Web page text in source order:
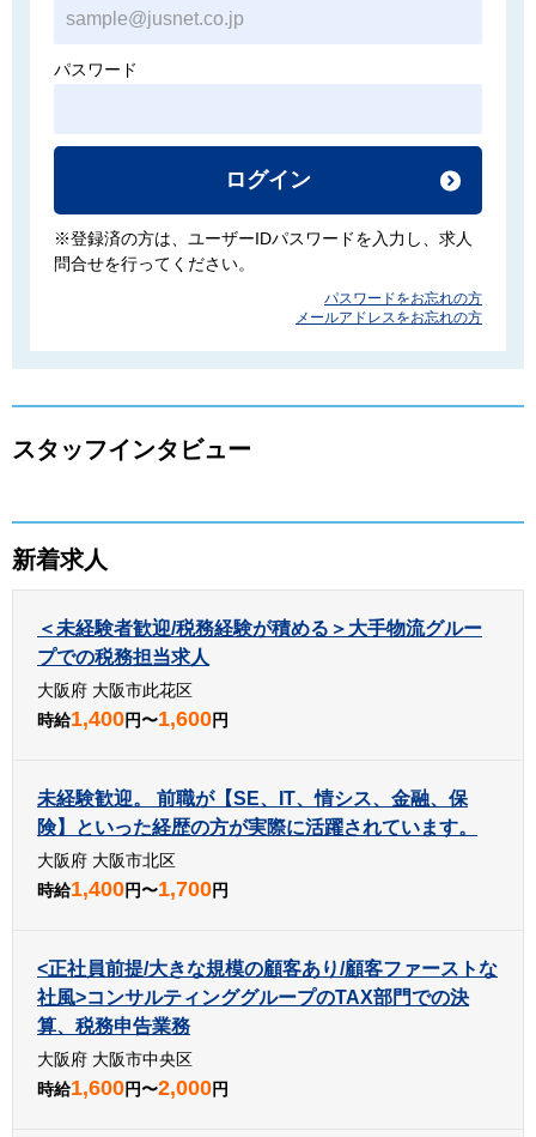
パスワード
ログイン
※登録済の方は、ユーザーIDパスワードを入力し、求人
問合せを行ってください。
パスワードをお忘れの方
メールアドレスをお忘れの方
スタッフインタビュー
新着求人
＜未経験者歓迎/税務経験が積める＞大手物流グルー
プでの税務担当求人
大阪府 大阪市此花区
時給1,400円〜1,600円
未経験歓迎。 前職が【SE、IT、情シス、金融、保
険】といった経歴の方が実際に活躍されています。
大阪府 大阪市北区
時給1,400円〜1,700円
<正社員前提/大きな規模の顧客あり/顧客ファーストな
社風>コンサルティンググループのTAX部門での決
算、税務申告業務
大阪府 大阪市中央区
時給1,600円〜2,000円